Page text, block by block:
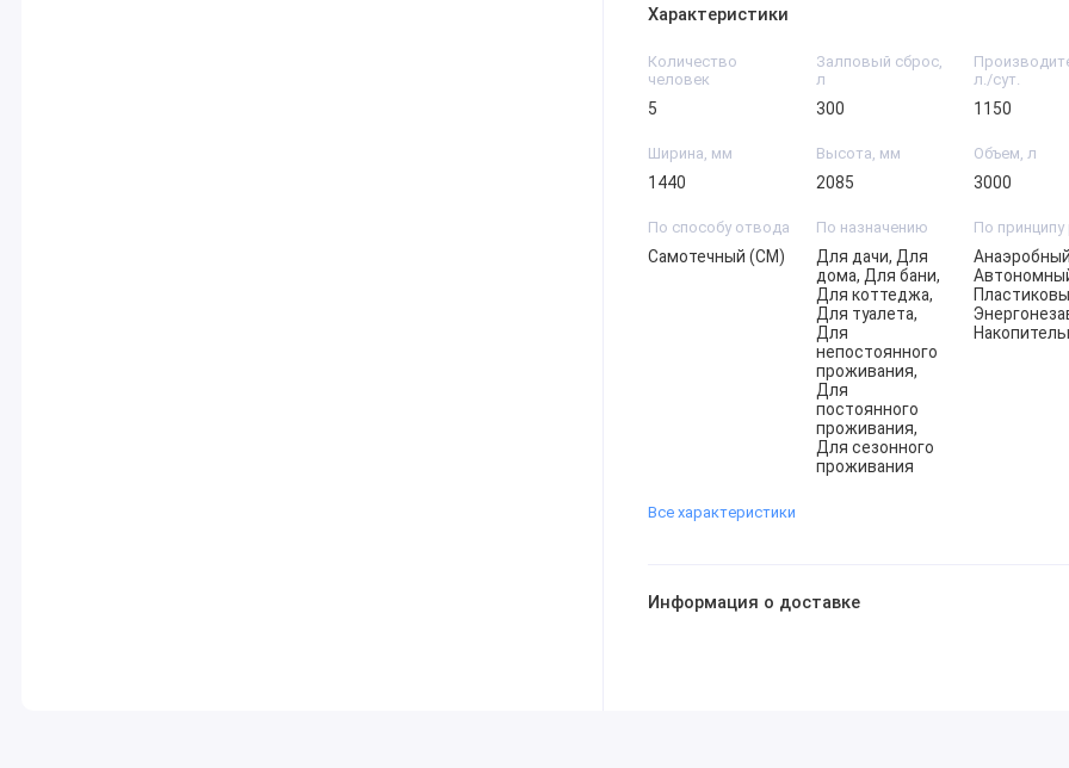
Характеристики
Количество
человек
5
Залповый сброс,
л
300
л./сут.
1150
Ширина, мм
1440
Высота, мм
2085
Объем, л
3000
По способу отвода
Самотечный (СМ)
По назначению
Для дачи, Для
дома, Для бани,
Для коттеджа,
Для туалета,
Для
непостоянного
проживания,
Для
постоянного
проживания,
Для сезонного
проживания
По
Все характеристики
Информация о доставке